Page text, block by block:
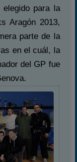
para la
Aragón 2013,
parte de la
en el cuál, la
del GP fue